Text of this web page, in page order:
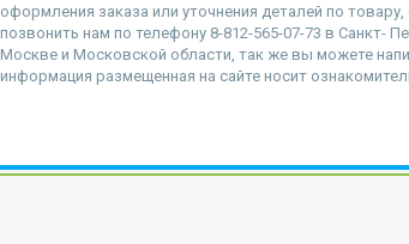
оформления заказа или уточнения деталей по
позвонить нам по телефону 8-812-565-07-73 в Санкт-
Москве и Московской области, так же вы можете
информация размещенная на сайте носит